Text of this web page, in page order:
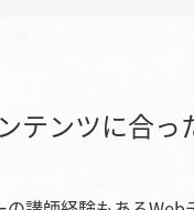
ンツに合っ